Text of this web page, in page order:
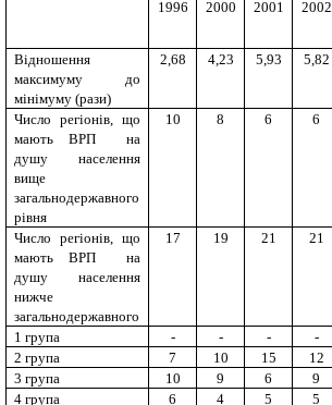
1996 2000 2001 2002
Відношення
максимуму до
мінімуму (рази)
2,68 4,23 5,93 5,82
Число регіонів, що
мають ВРП на
душу населення
вище
загальнодержавного
рівня
10 8 6 6
Число регіонів, що
мають ВРП на
душу населення
нижче
загальнодержавного
17 19 21 21
1 група - - - -
2 група
7 10 15 12
3 група
10 9 6 9
4 група
6 4 5 5